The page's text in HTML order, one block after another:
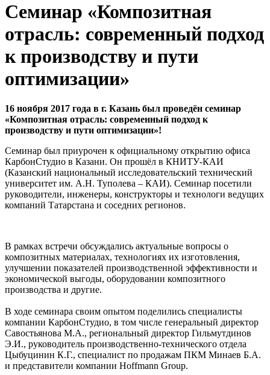
Семинар «Композитная
отрасль: современный подход
к производству и пути
оптимизации»
16 ноября 2017 года в г. Казань был проведён семинар
«Композитная отрасль: современный подход к
производству и пути оптимизации»!
Семинар был приурочен к официальному открытию офиса
КарбонСтудио в Казани. Он прошёл в КНИТУ-КАИ
(Казанский национальный исследовательский технический
университет им. А.Н. Туполева ‒ КАИ). Семинар посетили
руководители, инженеры, конструкторы и технологи ведущих
компаний Татарстана и соседних регионов.
В рамках встречи обсуждались актуальные вопросы о
композитных материалах, технологиях их изготовления,
улучшении показателей производственной эффективности и
экономической выгоды, оборудовании композитного
производства и другие.
В ходе семинара своим опытом поделились специалисты
компании КарбонСтудио, в том числе генеральный директор
Савостьянова М.А., региональный директор Гильмутдинов
Э.И., руководитель производственно-технического отдела
Цыбуцинин К.Г., специалист по продажам ПКМ Минаев Б.А.
и представители компании Hoffmann Group.